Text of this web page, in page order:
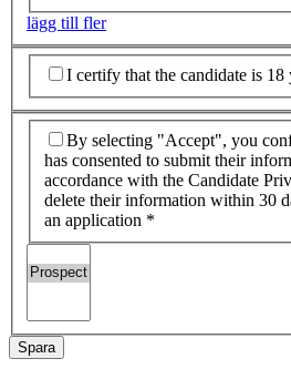
lägg till fler
I certify that the candidate is 18
By selecting "Accept", you
has consented to submit their
accordance with the Candidate
delete their information within 30
an application *
Spara